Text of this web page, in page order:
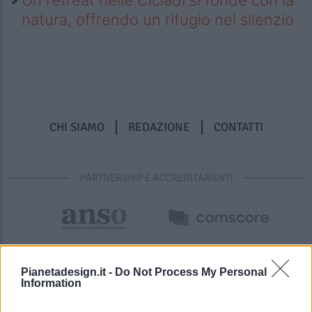
Pianetadesign.it - Do Not Process My Personal
Information
natura, offrendo un rifugio nel silenzio
CHI SIAMO REDAZIONE CONTATTI
PARTNERSHIP E ACCREDITAMENTI